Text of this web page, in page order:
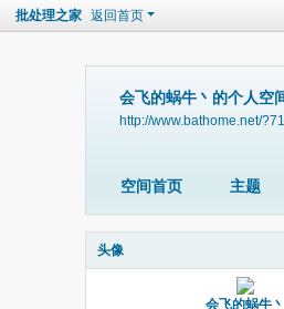
批处理之家 返回首页
会飞的蜗牛丶的个人空
http://www.bathome.net/
空间首页 主题
头像
会飞的蜗牛丶